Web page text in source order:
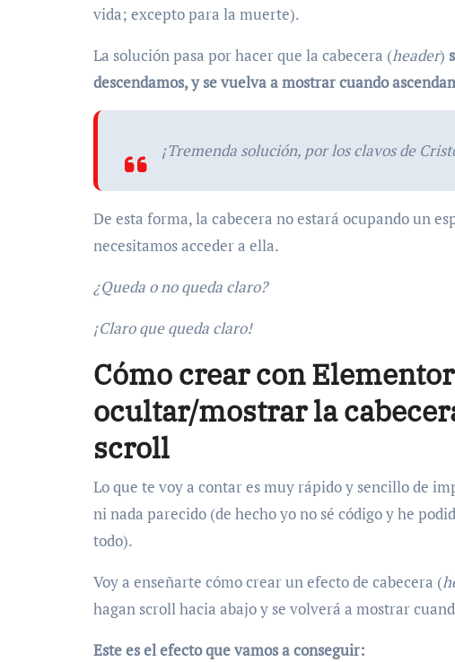
vida; excepto para la muerte).
La solución pasa por hacer que la cabecera (header)
descendamos, y se vuelva a mostrar cuando
¡Tremenda solución, por los clavos de
De esta forma, la cabecera no estará ocupando un
necesitamos acceder a ella.
¿Queda o no queda claro?
¡Claro que queda claro!
Cómo crear con
ocultar/mostrar la
scroll
Lo que te voy a contar es muy rápido y sencillo de
ni nada parecido (de hecho yo no sé código y he
todo).
Voy a enseñarte cómo crear un efecto de cabecera (
hagan scroll hacia abajo y se volverá a mostrar
Este es el efecto que vamos a conseguir: